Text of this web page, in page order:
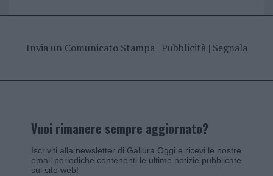
Invia un Comunicato Stampa| Pubblicità| Segnala
Vuoi rimanere sempre aggiornato?
Iscriviti alla newsletter di Gallura Oggi e ricevi le nostre
email periodiche contenenti le ultime notizie pubblicate
sul sito web!